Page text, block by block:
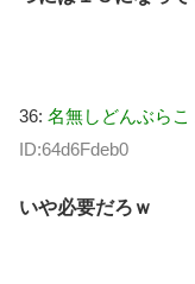
36: 名無しどんぶらこ
ID:64d6Fdeb0
いや必要だろｗ